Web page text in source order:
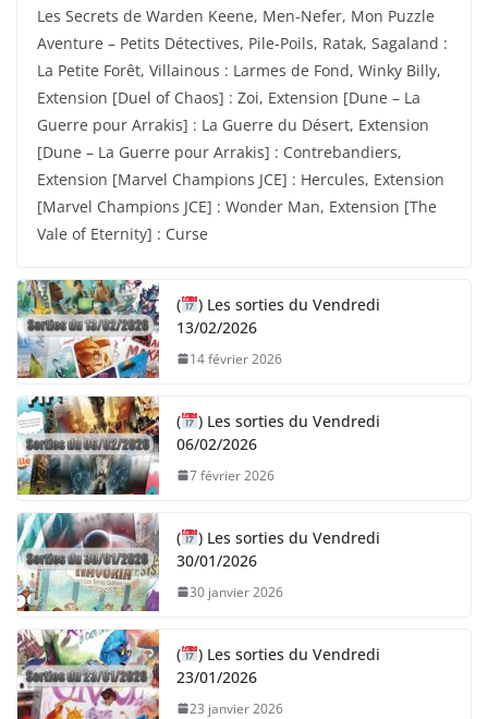
Les Secrets de Warden Keene, Men-Nefer, Mon Puzzle
Aventure – Petits Détectives, Pile-Poils, Ratak, Sagaland :
La Petite Forêt, Villainous : Larmes de Fond, Winky Billy,
Extension [Duel of Chaos] : Zoi, Extension [Dune – La
Guerre pour Arrakis] : La Guerre du Désert, Extension
[Dune – La Guerre pour Arrakis] : Contrebandiers,
Extension [Marvel Champions JCE] : Hercules, Extension
[Marvel Champions JCE] : Wonder Man, Extension [The
Vale of Eternity] : Curse
(
) Les sorties du Vendredi
13/02/2026
14 février 2026
(
) Les sorties du Vendredi
06/02/2026
7 février 2026
(
) Les sorties du Vendredi
30/01/2026
30 janvier 2026
(
) Les sorties du Vendredi
23/01/2026
23 janvier 2026